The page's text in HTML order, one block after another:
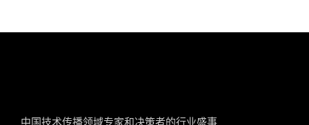
中国技术传播领域专家和决策者的行业盛事